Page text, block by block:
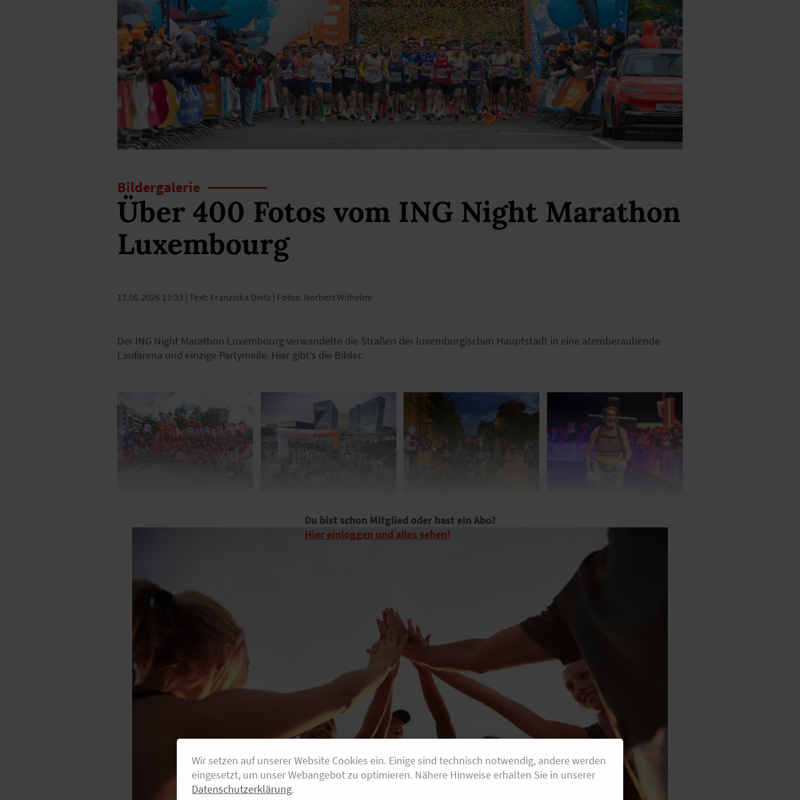
Bildergalerie
Über 400 Fotos vom ING Night Marathon
Luxembourg
17.05.2026 11:33 | Text: Franziska Dietz | Fotos: Norbert Wilhelmi
Der ING Night Marathon Luxembourg verwandelte die Straßen der luxemburgischen Hauptstadt in eine atemberaubende
Laufarena und einzige Partymeile. Hier gibt’s die Bilder.
Du bist schon Mitglied oder hast ein Abo?
Hier einloggen und alles sehen!
Wir setzen auf unserer Website Cookies ein. Einige sind technisch notwendig, andere werden
eingesetzt, um unser Webangebot zu optimieren. Nähere Hinweise erhalten Sie in unserer
Datenschutzerklärung.